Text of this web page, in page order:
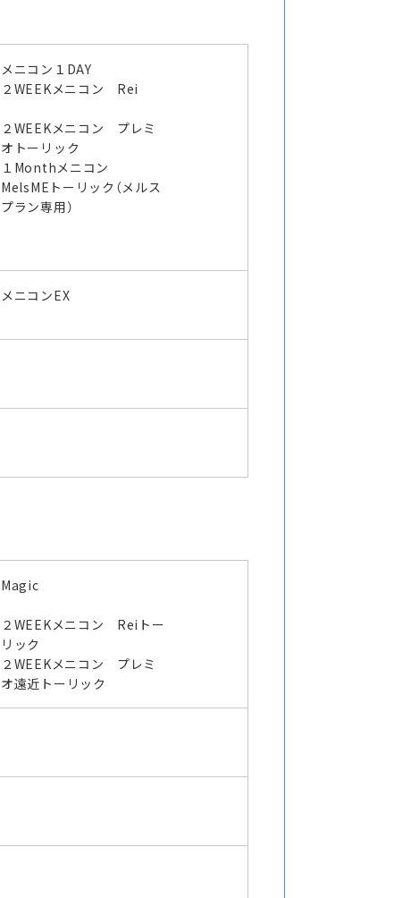
メニコン１DAY
２WEEKメニコン Rei
２WEEKメニコン プレミ
オトーリック
１Monthメニコン
MelsMEトーリック（メルス
プラン専用）
メニコンEX
Magic
２WEEKメニコン Reiトー
リック
２WEEKメニコン プレミ
オ遠近トーリック